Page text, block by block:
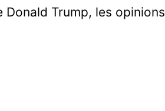
Trump, les opinions